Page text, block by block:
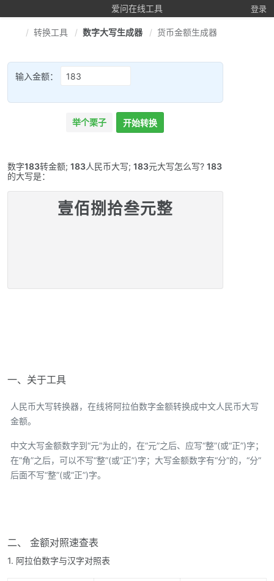
爱问在线工具 登录
转换工具 数字大写生成器 货币金额生成器
输入金额：
举个栗子 开始转换
数字183转金额; 183人民币大写; 183元大写怎么写? 183
的大写是：
壹佰捌拾叁元整
一、关于工具
人民币大写转换器，在线将阿拉伯数字金额转换成中文人民币大写
金额。
中文大写金额数字到“元”为止的，在“元”之后、应写“整”(或“正”)字；
在“角”之后，可以不写“整”(或“正”)字；大写金额数字有“分”的，“分”
后面不写“整”(或“正”)字。
二、 金额对照速查表
1. 阿拉伯数字与汉字对照表